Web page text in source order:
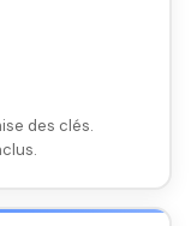
des clés.